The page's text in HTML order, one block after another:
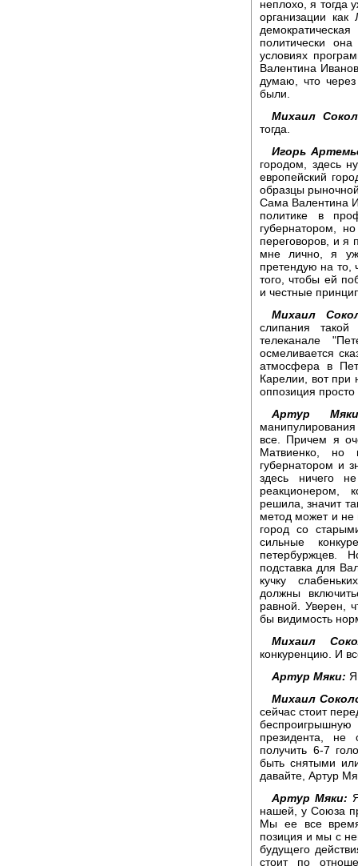
неплохо, я тогда
организации
политически
условиях
Валентина
думаю, что
были.
Михаил
тогда.
Игорь
городом, здесь
европейский
образцы
Сама Валентина
политике в
губернатором,
переговоров, и я
мне лично, я
претендую на то,
того, чтобы ей
и честные
Михаил
слипания
телеканале
осмеливается
атмосфера в
Карелии, вот при
оппозиция
Артур
все. Причем я
Матвиенко, но
губернатором и
здесь ничего
реакционером,
решила, значит
метод может и
город со
сильные
петербуржцев.
подставка для
кучку
должны
равной. Уверен,
бы видимость
Михаил
конкуренцию. И
Артур Мяки:
Михаил
сейчас стоит
президента,
получить 6-7
быть снятыми
давайте, Артур
Артур Мяки:
нашей, у Союза
Мы ее все
позиция и мы с
будущего
стоит по